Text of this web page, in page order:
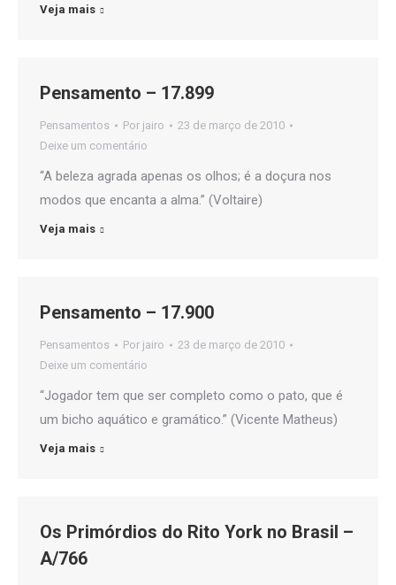
Veja mais
Pensamento – 17.899
Pensamentos Por jairo
23 de março de 2010
Deixe um comentário
“A beleza agrada apenas os olhos; é a doçura nos
modos que encanta a alma.” (Voltaire)
Veja mais
Pensamento – 17.900
Pensamentos Por jairo
23 de março de 2010
Deixe um comentário
“Jogador tem que ser completo como o pato, que é
um bicho aquático e gramático.” (Vicente Matheus)
Veja mais
Os Primórdios do Rito York no Brasil –
A/766